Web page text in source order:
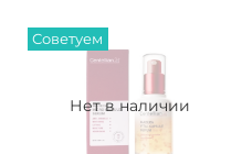
Нет в наличии
Советуем